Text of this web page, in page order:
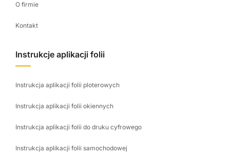
O firmie
Kontakt
Instrukcje aplikacji folii
Instrukcja aplikacji folii ploterowych
Instrukcja aplikacji folii okiennych
Instrukcja aplikacji folii do druku cyfrowego
Instrukcja aplikacji folii samochodowej